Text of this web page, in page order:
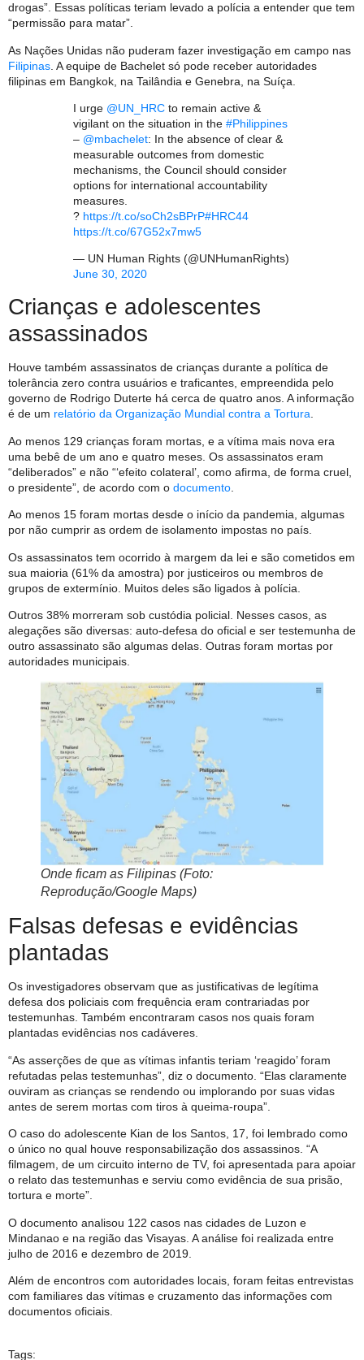
drogas”. Essas políticas teriam levado a polícia a entender que tem
“permissão para matar”.
As Nações Unidas não puderam fazer investigação em campo nas
Filipinas . A equipe de Bachelet só pode receber autoridades
filipinas em Bangkok, na Tailândia e Genebra, na Suíça.
I urge @UN_HRC to remain active &
vigilant on the situation in the #Philippines
– @mbachelet: In the absence of clear &
measurable outcomes from domestic
mechanisms, the Council should consider
options for international accountability
measures.
? https://t.co/soCh2sBPrP#HRC44
https://t.co/67G52x7mw5
— UN Human Rights (@UNHumanRights)
June 30, 2020
Crianças e adolescentes
assassinados
Houve também assassinatos de crianças durante a política de
tolerância zero contra usuários e traficantes, empreendida pelo
governo de Rodrigo Duterte há cerca de quatro anos. A informação
é de um relatório da Organização Mundial contra a Tortura.
Ao menos 129 crianças foram mortas, e a vítima mais nova era
uma bebê de um ano e quatro meses. Os assassinatos eram
“deliberados” e não “‘efeito colateral’, como afirma, de forma cruel,
o presidente”, de acordo com o documento
Ao menos 15 foram mortas desde o início da pandemia, algumas
por não cumprir as ordem de isolamento impostas no país.
Os assassinatos tem ocorrido à margem da lei e são cometidos em
sua maioria (61% da amostra) por justiceiros ou membros de
grupos de extermínio. Muitos deles são ligados à polícia.
Outros 38% morreram sob custódia policial. Nesses casos, as
alegações são diversas: auto-defesa do oficial e ser testemunha de
outro assassinato são algumas delas. Outras foram mortas por
autoridades municipais.
Onde ficam as Filipinas (Foto:
Reprodução/Google Maps)
Falsas defesas e evidências
plantadas
Os investigadores observam que as justificativas de legítima
defesa dos policiais com frequência eram contrariadas por
testemunhas. Também encontraram casos nos quais foram
plantadas evidências nos cadáveres.
“As asserções de que as vítimas infantis teriam ‘reagido’ foram
refutadas pelas testemunhas”, diz o documento. “Elas claramente
ouviram as crianças se rendendo ou implorando por suas vidas
antes de serem mortas com tiros à queima-roupa”.
O caso do adolescente Kian de los Santos, 17, foi lembrado como
o único no qual houve responsabilização dos assassinos. “A
filmagem, de um circuito interno de TV, foi apresentada para apoiar
o relato das testemunhas e serviu como evidência de sua prisão,
tortura e morte”.
O documento analisou 122 casos nas cidades de Luzon e
Mindanao e na região das Visayas. A análise foi realizada entre
julho de 2016 e dezembro de 2019.
Além de encontros com autoridades locais, foram feitas entrevistas
com familiares das vítimas e cruzamento das informações com
documentos oficiais.
Tags: